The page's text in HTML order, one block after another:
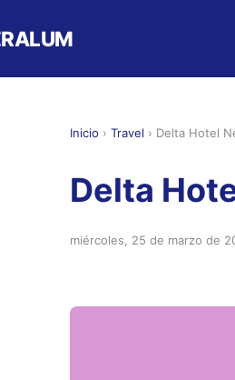
Inicio › Travel › Delta Hotel
Delta
miércoles, 25 de marzo de